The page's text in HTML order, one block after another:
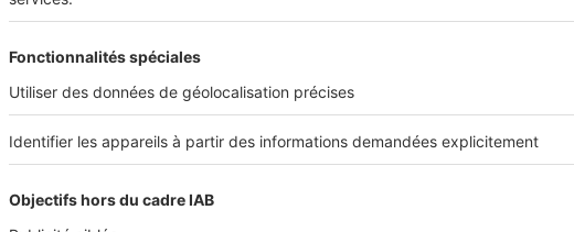
Estimez le loyer de votre bien
Cet article vous a été utile ?